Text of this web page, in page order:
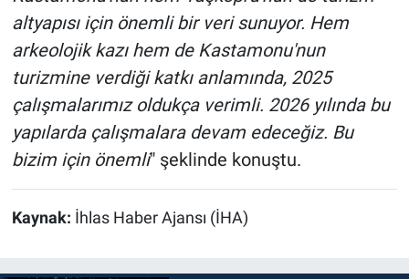
altyapısı için önemli bir veri sunuyor. Hem
arkeolojik kazı hem de Kastamonu'nun
turizmine verdiği katkı anlamında, 2025
çalışmalarımız oldukça verimli. 2026 yılında bu
yapılarda çalışmalara devam edeceğiz. Bu
bizim için önemli" şeklinde konuştu.
Kaynak: İhlas Haber Ajansı (İHA)